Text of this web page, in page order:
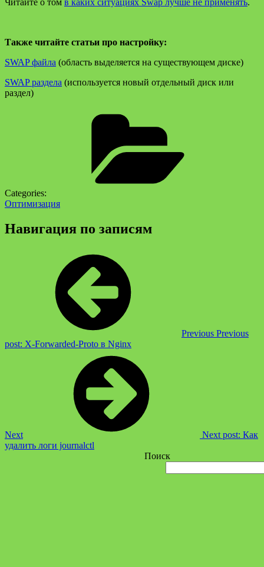
Также читайте статьи про настройку:
SWAP файла (область выделяется на существующем диске)
SWAP раздела (используется новый отдельный диск или
раздел)
Categories:
Оптимизация
Навигация по записям
Previous Previous
post: X-Forwarded-Proto в Nginx
Next Next post: Как
удалить логи journalctl
Поиск